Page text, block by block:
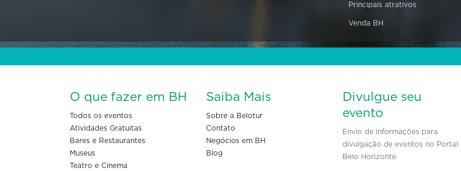
Principais atrativos
Venda BH
O que fazer em BH
Todos os eventos
Atividades Gratuitas
Bares e Restaurantes
Museus
Teatro e Cinema
Saiba Mais
Sobre a Belotur
Contato
Negócios em BH
Blog
Divulgue seu
evento
Envio de informações para
divulgação de eventos no Portal
Belo Horizonte